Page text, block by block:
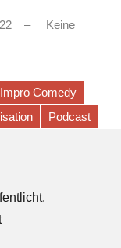
Keine
Impro Comedy
Podcast